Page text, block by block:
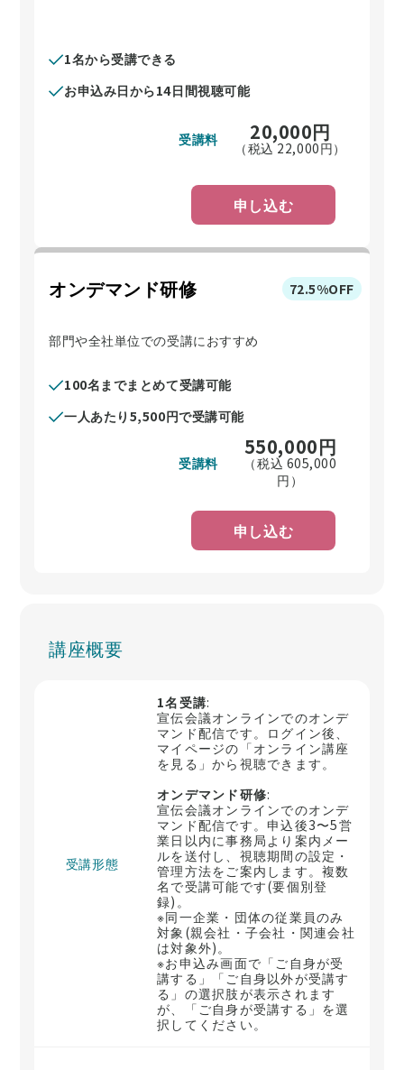
1名から受講できる
お申込み日から14日間視聴可能
受講料 20,000円
（税込22,000円）
申し込む
オンデマンド研修 72.5%OFF
部門や全社単位での受講におすすめ
100名までまとめて受講可能
一人あたり5,500円で受講可能
受講料
550,000円
（税込 605,000
円）
申し込む
講座概要
受講形態
1名受講:
宣伝会議オンラインでのオンデ
マンド配信です。ログイン後、
マイページの「オンライン講座
を見る」から視聴できます。
オンデマンド研修:
宣伝会議オンラインでのオンデ
マンド配信です。申込後3〜5営
業日以内に事務局より案内メー
ルを送付し、視聴期間の設定・
管理方法をご案内します。複数
名で受講可能です(要個別登
録)。
※同一企業・団体の従業員のみ
対象(親会社・子会社・関連会社
は対象外)。
※お申込み画面で「ご自身が受
講する」「ご自身以外が受講す
る」の選択肢が表示されます
が、「ご自身が受講する」を選
択してください。